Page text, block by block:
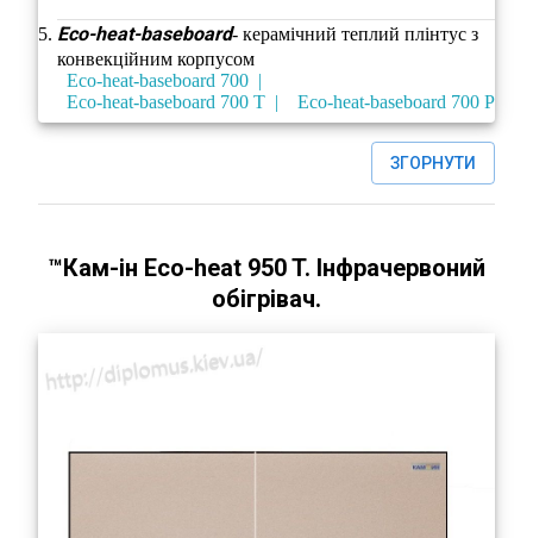
Eco-heat-baseboard- керамічний теплий плінтус з
конвекційним корпусом
Eco-heat-baseboard 700
Eco-heat-baseboard 700 T
Eco-heat-baseboard 700 P
ЗГОРНУТИ
™Кам-ін Eco-heat 950 T. Інфрачервоний
обігрівач.